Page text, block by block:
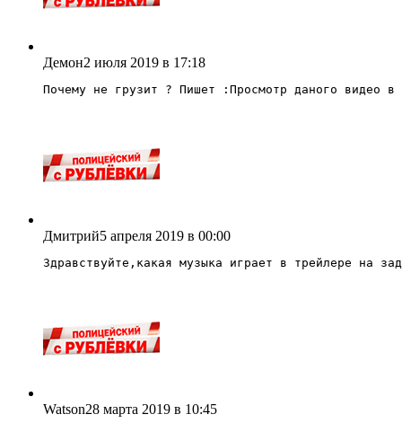
Демон2 июля 2019 в 17:18
Почему не грузит ? Пишет :Просмотр даного видео
Дмитрий5 апреля 2019 в 00:00
Здравствуйте,какая музыка играет в трейлере на
Watson28 марта 2019 в 10:45